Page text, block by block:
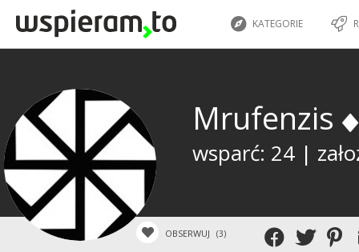
KATEGORIE
Mrufenzis
wsparć: 24 |
OBSERWUJ (3)